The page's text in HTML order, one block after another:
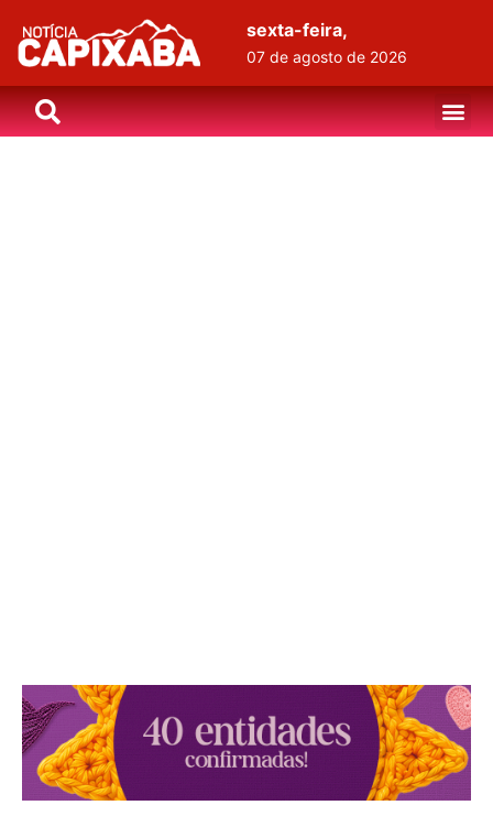
sexta-feira,
07 de agosto de 2026